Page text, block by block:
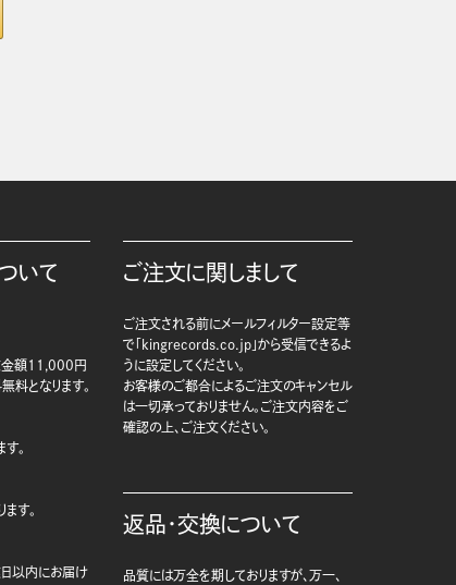
いて
金額11,000円
料となります。
。
す。
以内にお届け
ご注文に関しまして
ご注文される前にメールフィルター設定等
で「kingrecords.co.jp」から受信できるよ
うに設定してください。
お客様のご都合によるご注文のキャンセル
は一切承っておりません。ご注文内容をご
確認の上、ご注文ください。
返品・交換について
品質には万全を期しておりますが、万一、